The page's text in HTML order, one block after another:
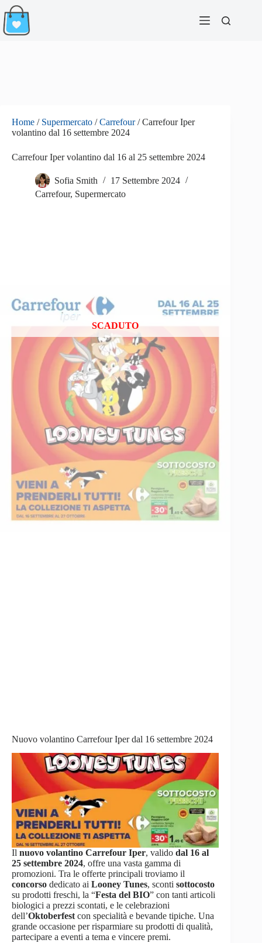
Salta
al
contenuto
Home / Supermercato /Carrefour/Carrefour Iper
volantino dal 16 settembre 2024
Carrefour Iper volantino dal 16 al 25 settembre 2024
Sofia Smith
17 Settembre 2024
Carrefour, Supermercato
SCADUTO
Nuovo volantino Carrefour Iper dal 16 settembre 2024
Il nuovo volantino Carrefour Iper, valido dal 16 al
25 settembre 2024, offre una vasta gamma di
promozioni. Tra le offerte principali troviamo il
concorso dedicato ai Looney Tunes, sconti sottocosto
su prodotti freschi, la “Festa del BIO” con tanti articoli
biologici a prezzi scontati, e le celebrazioni
dell’Oktoberfest con specialità e bevande tipiche. Una
grande occasione per risparmiare su prodotti di qualità,
partecipare a eventi a tema e vincere premi.